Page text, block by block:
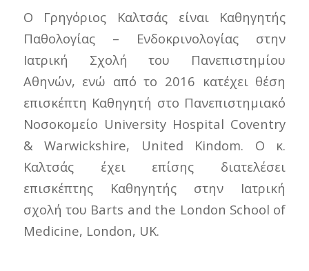
Ο Γρηγόριος Καλτσάς είναι Καθηγητής
Παθολογίας – Ενδοκρινολογίας στην
Ιατρική Σχολή του Πανεπιστημίου
Αθηνών, ενώ από το 2016 κατέχει θέση
επισκέπτη Καθηγητή στο Πανεπιστημιακό
Νοσοκομείο University Hospital Coventry
& Warwickshire, United Kindom. Ο κ.
Καλτσάς έχει επίσης διατελέσει
επισκέπτης Καθηγητής στην Ιατρική
σχολή του Barts and the London School of
Medicine, London, UK.